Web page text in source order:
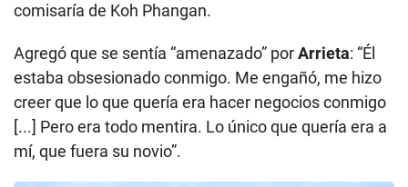
comisaría de Koh Phangan.
Agregó que se sentía “amenazado” porArrieta: “Él
estaba obsesionado conmigo. Me engañó, me hizo
creer que lo que quería era hacer negocios conmigo
[...] Pero era todo mentira. Lo único que quería era a
mí, que fuera su novio”.